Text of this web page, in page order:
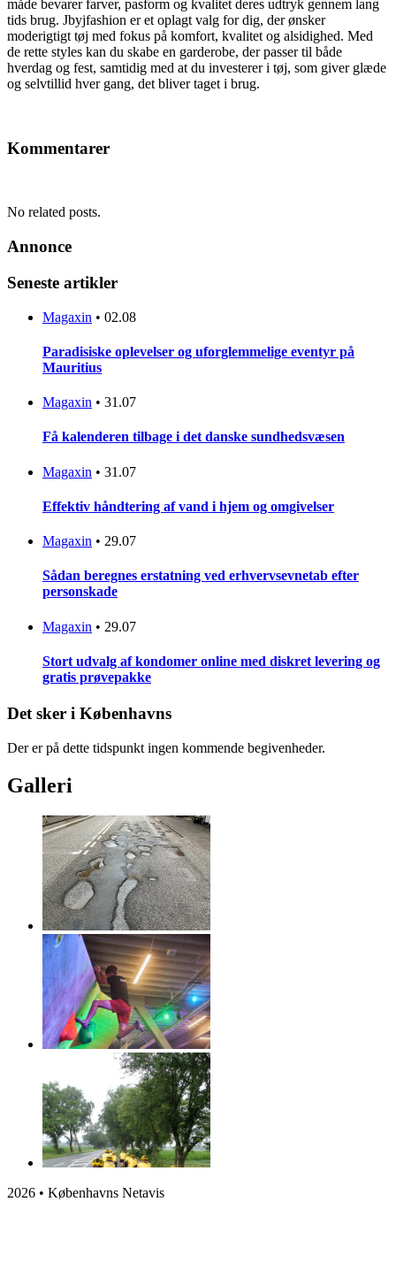
måde bevarer farver, pasform og kvalitet deres udtryk gennem lang
tids brug. Jbyjfashion er et oplagt valg for dig, der ønsker
moderigtigt tøj med fokus på komfort, kvalitet og alsidighed. Med
de rette styles kan du skabe en garderobe, der passer til både
hverdag og fest, samtidig med at du investerer i tøj, som giver glæde
og selvtillid hver gang, det bliver taget i brug.
Kommentarer
No related posts.
Annonce
Seneste artikler
Magaxin • 02.08
Paradisiske oplevelser og uforglemmelige eventyr på
Mauritius
Magaxin • 31.07
Få kalenderen tilbage i det danske sundhedsvæsen
Magaxin • 31.07
Effektiv håndtering af vand i hjem og omgivelser
Magaxin • 29.07
Sådan beregnes erstatning ved erhvervsevnetab efter
personskade
Magaxin • 29.07
Stort udvalg af kondomer online med diskret levering og
gratis prøvepakke
Det sker i Københavns
Der er på dette tidspunkt ingen kommende begivenheder.
Galleri
2026 • Københavns Netavis